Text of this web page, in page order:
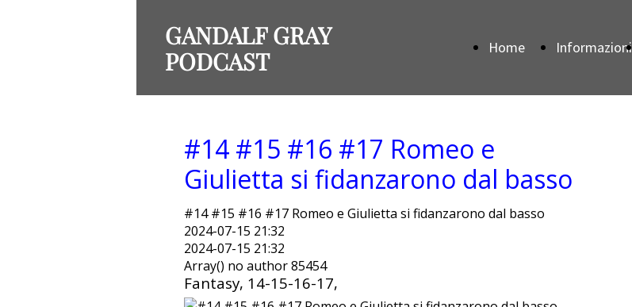
Home Informazioni
GANDALF GRAY
PODCAST
#14 #15 #16 #17 Romeo e
Giulietta si fidanzarono dal basso
#14 #15 #16 #17 Romeo e Giulietta si fidanzarono dal basso
2024-07-15 21:32
2024-07-15 21:32
Array() no author 85454
Fantasy, 14-15-16-17,